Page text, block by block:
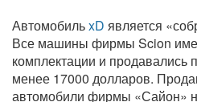
АвтомобильxD является
Все машины фирмы Scion
комплектации и продавались
менее 17000 долларов.
автомобили фирмы «Сайон»